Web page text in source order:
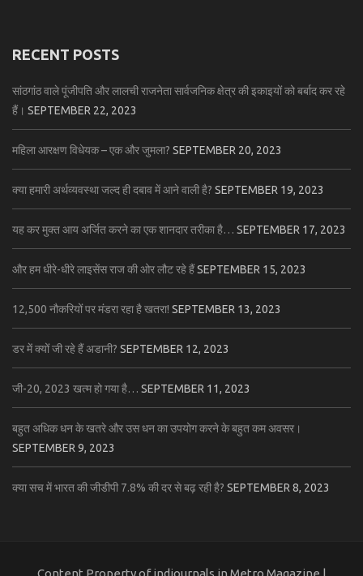
RECENT POSTS
सांठगांठ वाले पूंजीपति और लालची राजनेता सार्वजनिक क्षेत्र की इकाइयों को बर्बाद कर रहे
हैं। SEPTEMBER 22, 2023
महिला आरक्षण विधेयक – एक और जुमला? SEPTEMBER 20, 2023
क्या हमारी अर्थव्यवस्था जल्द ही दबाव में आने वाली है? SEPTEMBER 19, 2023
यह कर मुक्त आय अर्जित करने का एक शानदार तरीका है… SEPTEMBER 17, 2023
और हम धीरे-धीरे लाइसेंस राज की ओर लौट रहे हैंSEPTEMBER 15, 2023
12,500 नौकरियों पर मंडरा रहा है खतरा! SEPTEMBER 13, 2023
डर में क्यों जी रहे हैं अडानी? SEPTEMBER 12, 2023
जी-20, 2023 खत्म हो गया है… SEPTEMBER 11, 2023
बहुत अधिक धन के खतरे और उस धन का उपयोग करने के बहुत कम अवसर।
SEPTEMBER 9, 2023
क्या सच में भारत की जीडीपी 7.8% की दर से बढ़ रही है? SEPTEMBER 8, 2023